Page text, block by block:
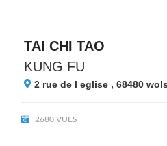
TAI CHI TAO
KUNG FU
2 rue de l eglise , 68480
2680 VUES